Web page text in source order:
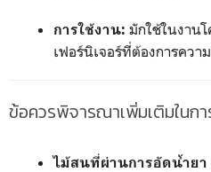
การใช้งาน: มักใช้ในงาน
เฟอร์นิเจอร์ที่ต้องการคว
ข้อควรพิจารณาเพิ่มเติมในก
ไม้สนที่ผ่านการอัดน้ำยา